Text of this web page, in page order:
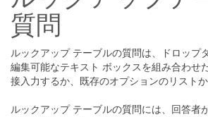
質問
ルックアップ テーブルの質問は、ドロップ
編集可能なテキスト ボックスを組み合わせ
接入力するか、既存のオプションのリストか
ルックアップ テーブルの質問には、回答者